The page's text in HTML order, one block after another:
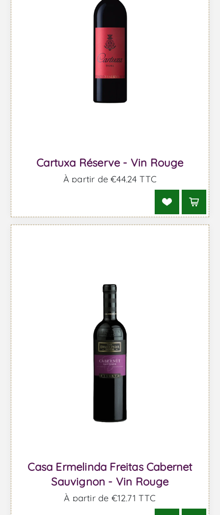
Cartuxa Réserve - Vin Rouge
À partir de €44,24 TTC
Casa Ermelinda Freitas Cabernet
Sauvignon - Vin Rouge
À partir de €12,71 TTC